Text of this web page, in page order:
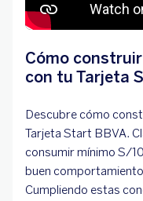
Cómo
con tu Tarjeta
Descubre cómo
Tarjeta Start BBVA.
consumir mínimo S/
buen
Cumpliendo estas